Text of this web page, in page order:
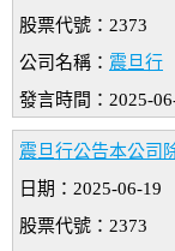
股票代號：2373
公司名稱： 震旦行
發言時間：2025-
震旦行公告本公司
日期：2025-06-19
股票代號：2373